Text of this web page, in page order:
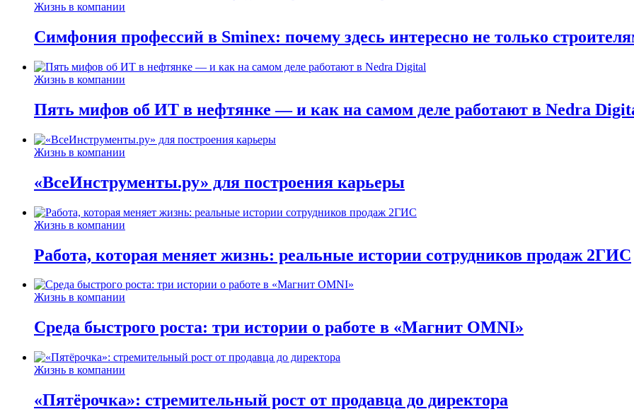
Жизнь в компании
Симфония профессий в Sminex: почему здесь интересно не только
Жизнь в компании
Пять мифов об ИТ в нефтянке — и как на самом деле работают в Nedra
Жизнь в компании
«ВсеИнструменты.ру» для построения карьеры
Жизнь в компании
Работа, которая меняет жизнь: реальные истории сотрудников продаж 2ГИС
Жизнь в компании
Среда быстрого роста: три истории о работе в «Магнит OMNI»
Жизнь в компании
«Пятёрочка»: стремительный рост от продавца до директора